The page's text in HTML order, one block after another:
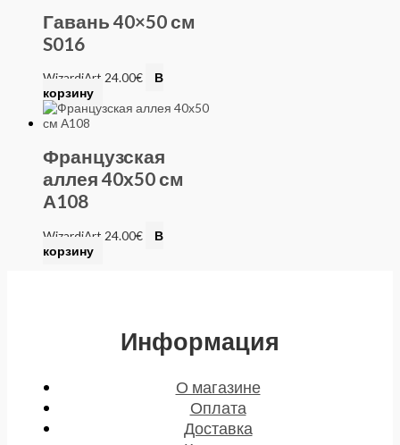
Гавань 40×50 см
S016
WizardiArt 24.00€
В
корзину
Французская
аллея 40х50 см
А108
WizardiArt 24.00€
В
корзину
Информация
О магазине
Оплата
Доставка